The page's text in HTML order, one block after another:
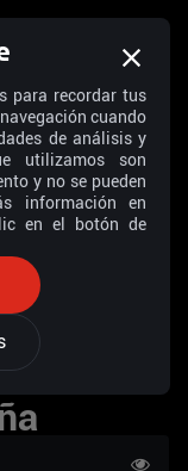
para recordar tus
cuando
de análisis y
utilizamos son
y no se pueden
información en
en el botón de